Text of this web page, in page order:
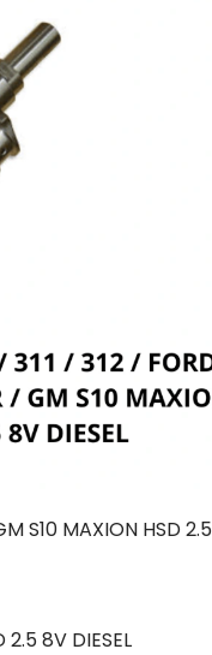
S10 MAXION HSD 2.5
2.5 8V DIESEL